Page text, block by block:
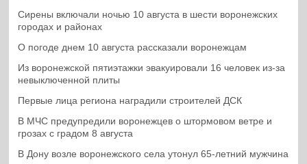
Сирены включали ночью 10 августа в шести воронежских
городах и районах
О погоде днем 10 августа рассказали воронежцам
Из воронежской пятиэтажки эвакуировали 16 человек из-за
невыключенной плиты
Первые лица региона наградили строителей ДСК
В МЧС предупредили воронежцев о штормовом ветре и
грозах с градом 8 августа
В Дону возле воронежского села утонул 65-летний мужчина